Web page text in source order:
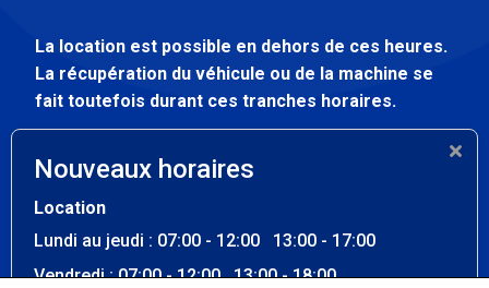
La location est possible en dehors de ces heures.
La récupération du véhicule ou de la machine se
fait toutefois durant ces tranches horaires.
Lundi au vendredi
Samedi - dimanche Fermé
Nouveaux horaires
Location
Lundi au jeudi : 07:00 - 12:00 13:00 - 17:00
Vendredi : 07:00 - 12:00 13:00 - 18:00